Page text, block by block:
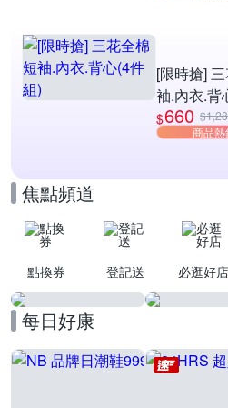
[限時搶]
袖.內衣.背
$660
商品熱
焦點頻道
點換券 登記送 必逛好店
每日好康